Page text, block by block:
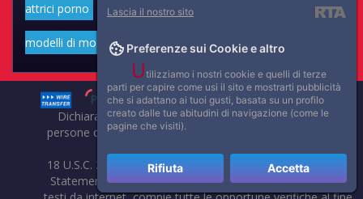
attrici porno Portfolio di belle attrici
modelli di moda volgari Affascinanti star dello sport
Dichiarazione di non responsabilità: tutti i membri e le
persone che compaiono su questo sito hanno almeno 18
18 U.S.C. 2257 Record-Keeping Requirements Compliance
Statement. Affaritaliani, prima di pubblicare foto, video o
Lascia il nostro sito
Preferenze sui Cookie e altro
Utilizziamo i nostri cookie e quelli di terze
parti per capire come usi il sito e mostrarti pubblicità
che si adattano ai tuoi gusti, basata su un profilo
creato dalle tue abitudini di navigazione (come le
pagine che visiti).
Rifiuta Accetta